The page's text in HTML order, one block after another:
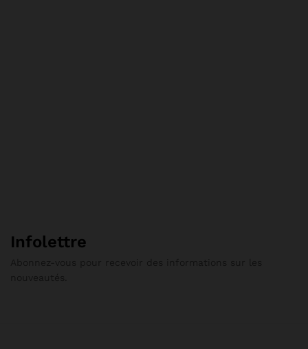
Infolettre